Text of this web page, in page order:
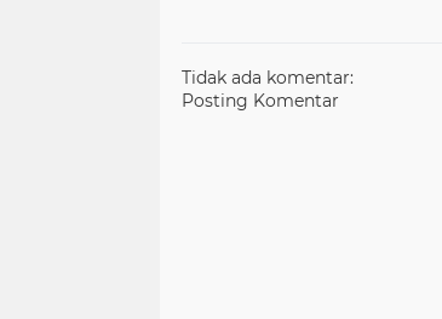
Tidak ada komentar:
Posting Komentar